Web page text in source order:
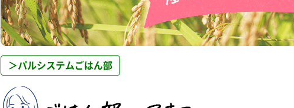
＞パルシステムごはん部